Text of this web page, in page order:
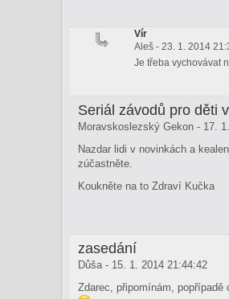
Vír
Aleš - 23. 1. 2014
Je třeba vychovávat
Seriál závodů pro děti
Moravskoslezský Gekon - 17.
Nazdar lidi v novinkách a
zúčastněte.
Koukněte na to Zdraví Kučka
zasedání
Důša - 15. 1. 2014 21:44:42
Zdarec, připomínám,